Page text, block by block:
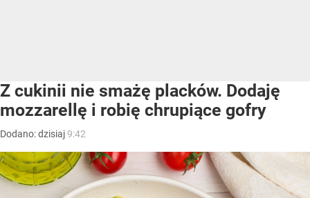
Z cukinii nie smażę placków. Dodaję
mozzarellę i robię chrupiące gofry
Dodano:dzisiaj9:42